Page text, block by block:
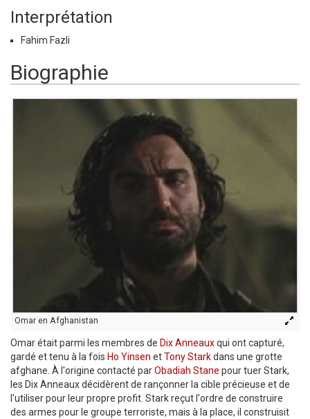
Interprétation
Fahim Fazli
Biographie
Omar en Afghanistan
Omar était parmi les membres de Dix Anneauxqui ont capturé,
gardé et tenu à la fois Ho Yinsen etTony Starkdans une grotte
afghane. À l'origine contacté parObadiah Stane pour tuer Stark,
les Dix Anneaux décidèrent de rançonner la cible précieuse et de
l'utiliser pour leur propre profit. Stark reçut l'ordre de construire
des armes pour le groupe terroriste, mais à la place, il construisit